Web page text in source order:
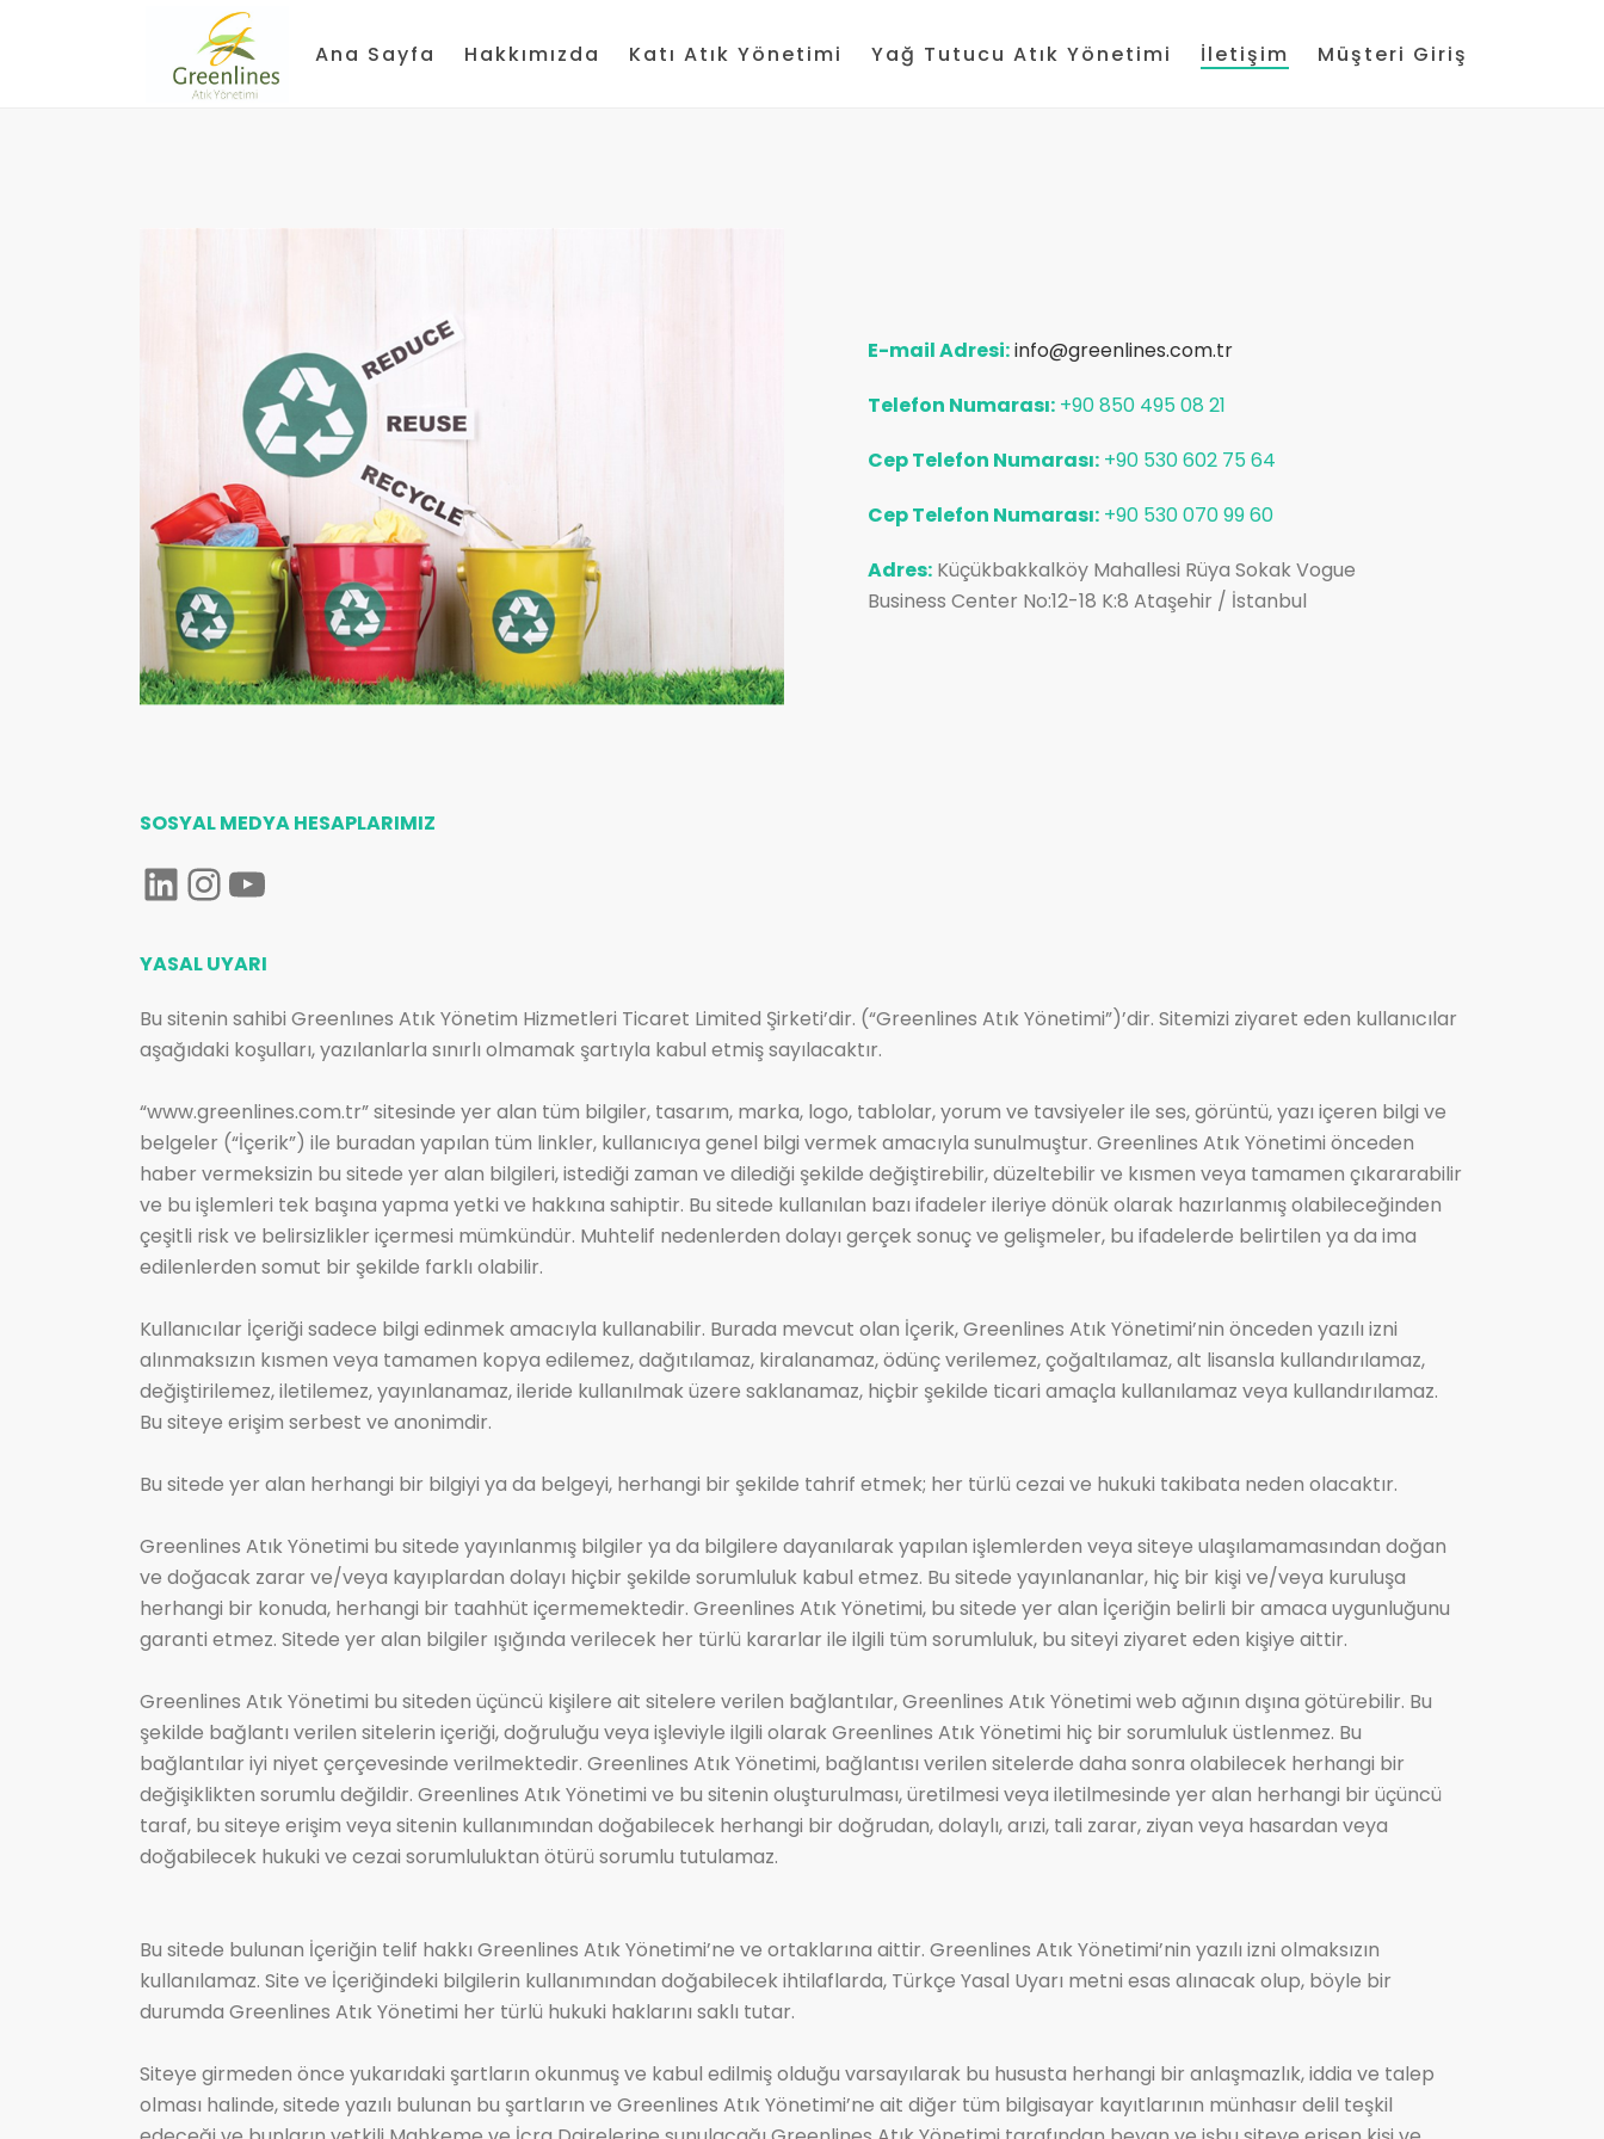
Ana Sayfa Hakkımızda Katı Atık Yönetimi Yağ Tutucu Atık Yönetimi İletişim Müşteri Giriş
E-mail Adresi:info@greenlines.com.tr
Telefon Numarası: +90 850 495 08 21
Cep Telefon Numarası: +90 530 602 75 64
Cep Telefon Numarası: +90 530 070 99 60
Adres: Küçükbakkalköy Mahallesi Rüya Sokak Vogue
Business Center No:12-18 K:8 Ataşehir / İstanbul
SOSYAL MEDYA HESAPLARIMIZ
LinkedIn
Instagram
YouTube
YASAL UYARI
Bu sitenin sahibi Greenlınes Atık Yönetim Hizmetleri Ticaret Limited Şirketi’dir. (“Greenlines Atık Yönetimi”)’dir. Sitemizi ziyaret eden kullanıcılar
aşağıdaki koşulları, yazılanlarla sınırlı olmamak şartıyla kabul etmiş sayılacaktır.
“www.greenlines.com.tr” sitesinde yer alan tüm bilgiler, tasarım, marka, logo, tablolar, yorum ve tavsiyeler ile ses, görüntü, yazı içeren bilgi ve
belgeler (“İçerik”) ile buradan yapılan tüm linkler, kullanıcıya genel bilgi vermek amacıyla sunulmuştur. Greenlines Atık Yönetimi önceden
haber vermeksizin bu sitede yer alan bilgileri, istediği zaman ve dilediği şekilde değiştirebilir, düzeltebilir ve kısmen veya tamamen çıkararabilir
ve bu işlemleri tek başına yapma yetki ve hakkına sahiptir. Bu sitede kullanılan bazı ifadeler ileriye dönük olarak hazırlanmış olabileceğinden
çeşitli risk ve belirsizlikler içermesi mümkündür. Muhtelif nedenlerden dolayı gerçek sonuç ve gelişmeler, bu ifadelerde belirtilen ya da ima
edilenlerden somut bir şekilde farklı olabilir.
Kullanıcılar İçeriği sadece bilgi edinmek amacıyla kullanabilir. Burada mevcut olan İçerik, Greenlines Atık Yönetimi’nin önceden yazılı izni
alınmaksızın kısmen veya tamamen kopya edilemez, dağıtılamaz, kiralanamaz, ödünç verilemez, çoğaltılamaz, alt lisansla kullandırılamaz,
değiştirilemez, iletilemez, yayınlanamaz, ileride kullanılmak üzere saklanamaz, hiçbir şekilde ticari amaçla kullanılamaz veya kullandırılamaz.
Bu siteye erişim serbest ve anonimdir.
Bu sitede yer alan herhangi bir bilgiyi ya da belgeyi, herhangi bir şekilde tahrif etmek; her türlü cezai ve hukuki takibata neden olacaktır.
Greenlines Atık Yönetimi bu sitede yayınlanmış bilgiler ya da bilgilere dayanılarak yapılan işlemlerden veya siteye ulaşılamamasından doğan
ve doğacak zarar ve/veya kayıplardan dolayı hiçbir şekilde sorumluluk kabul etmez. Bu sitede yayınlananlar, hiç bir kişi ve/veya kuruluşa
herhangi bir konuda, herhangi bir taahhüt içermemektedir. Greenlines Atık Yönetimi, bu sitede yer alan İçeriğin belirli bir amaca uygunluğunu
garanti etmez. Sitede yer alan bilgiler ışığında verilecek her türlü kararlar ile ilgili tüm sorumluluk, bu siteyi ziyaret eden kişiye aittir.
Greenlines Atık Yönetimi bu siteden üçüncü kişilere ait sitelere verilen bağlantılar, Greenlines Atık Yönetimi web ağının dışına götürebilir. Bu
şekilde bağlantı verilen sitelerin içeriği, doğruluğu veya işleviyle ilgili olarak Greenlines Atık Yönetimi hiç bir sorumluluk üstlenmez. Bu
bağlantılar iyi niyet çerçevesinde verilmektedir. Greenlines Atık Yönetimi, bağlantısı verilen sitelerde daha sonra olabilecek herhangi bir
değişiklikten sorumlu değildir. Greenlines Atık Yönetimi ve bu sitenin oluşturulması, üretilmesi veya iletilmesinde yer alan herhangi bir üçüncü
taraf, bu siteye erişim veya sitenin kullanımından doğabilecek herhangi bir doğrudan, dolaylı, arızi, tali zarar, ziyan veya hasardan veya
doğabilecek hukuki ve cezai sorumluluktan ötürü sorumlu tutulamaz.
Bu sitede bulunan İçeriğin telif hakkı Greenlines Atık Yönetimi’ne ve ortaklarına aittir. Greenlines Atık Yönetimi’nin yazılı izni olmaksızın
kullanılamaz. Site ve İçeriğindeki bilgilerin kullanımından doğabilecek ihtilaflarda, Türkçe Yasal Uyarı metni esas alınacak olup, böyle bir
durumda Greenlines Atık Yönetimi her türlü hukuki haklarını saklı tutar.
Siteye girmeden önce yukarıdaki şartların okunmuş ve kabul edilmiş olduğu varsayılarak bu hususta herhangi bir anlaşmazlık, iddia ve talep
olması halinde, sitede yazılı bulunan bu şartların ve Greenlines Atık Yönetimi’ne ait diğer tüm bilgisayar kayıtlarının münhasır delil teşkil